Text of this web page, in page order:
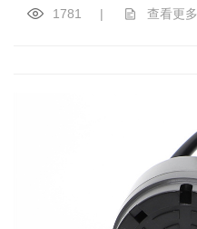
1781 | 查看更多